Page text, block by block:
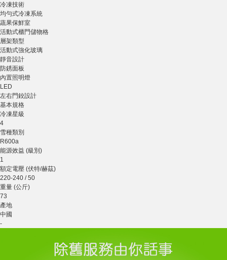
冷凍技術
均勻式冷凍系統
蔬果保鮮室
活動式櫃門儲物格
層架類型
活動式強化玻璃
靜音設計
防銹面板
內置照明燈
LED
左右門鉸設計
基本規格
冷凍星級
4
雪種類別
R600a
能源效益 (級別)
1
額定電壓 (伏特/赫茲)
220-240 / 50
重量 (公斤)
73
產地
中國
-